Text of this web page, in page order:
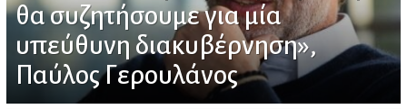
θα συζητήσουμε για μία
υπεύθυνη διακυβέρνηση»,
Παύλος Γερουλάνος